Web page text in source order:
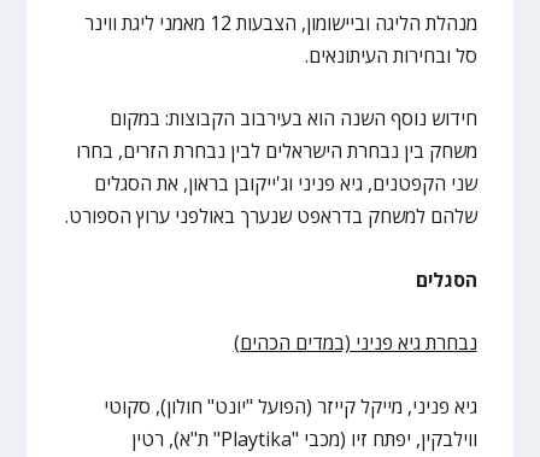
מנהלת הליגה וביישומון, הצבעות 12 מאמני ליגת ווינר
סל ובחירות העיתונאים.
חידוש נוסף השנה הוא בעירבוב הקבוצות: במקום
משחק בין נבחרת הישראלים לבין נבחרת הזרים, בחרו
שני הקפטנים, גיא פניני וג'ייקובן בראון, את הסגלים
שלהם למשחק בדראפט שנערך באולפני ערוץ הספורט.
הסגלים
נבחרת גיא פניני (במדים הכהים)
גיא פניני, מייקל קייזר (הפועל "יונט" חולון), סקוטי
ווילבקין, יפתח זיו (מכבי "Playtika" ת"א), רטין